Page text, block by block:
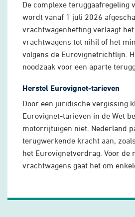
De complexe teruggaafregeling
wordt vanaf 1 juli 2026
vrachtwagenheffing verlaagt
vrachtwagens tot nihil of het
volgens de Eurovignetrichtlijn.
noodzaak voor een aparte
Herstel Eurovignet-tarieven
Door een juridische vergissing
Eurovignet-tarieven in de Wet
motorrijtuigen niet. Nederland
terugwerkende kracht aan,
het Eurovignetverdrag. Voor de
vrachtwagens gaat het om